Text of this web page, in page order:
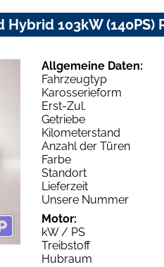
103kW (140PS)
Allgemeine Daten:
Fahrzeugtyp
Karosserieform
Erst-Zul.
Getriebe
Kilometerstand
Anzahl der Türen
Farbe
Standort
Lieferzeit
Unsere Nummer
Motor:
kW / PS
Treibstoff
Hubraum